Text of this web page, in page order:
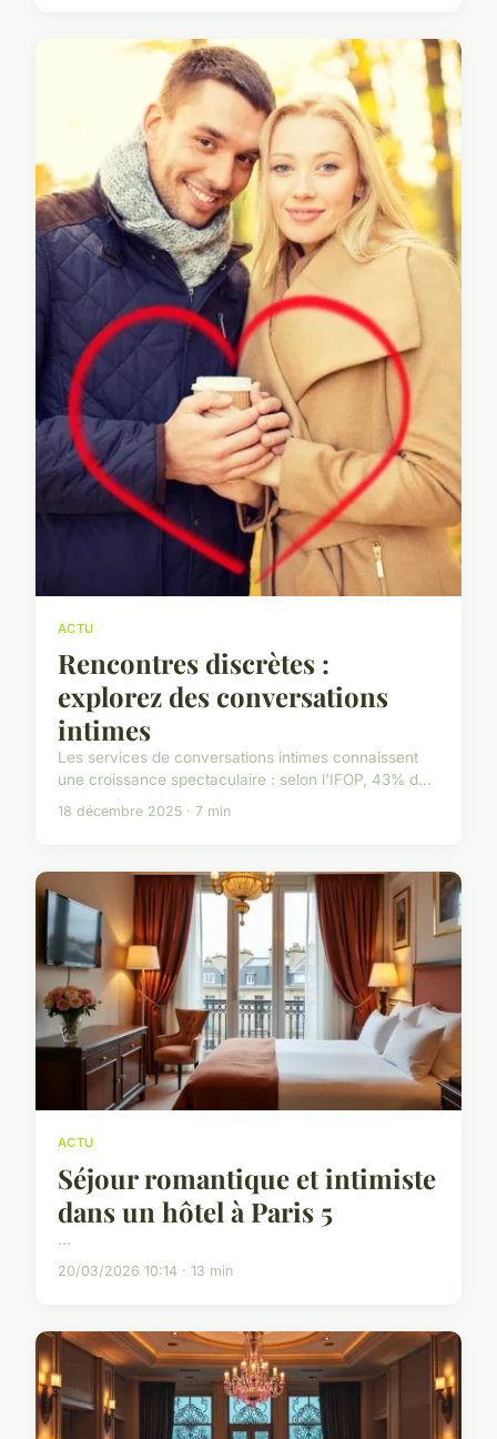
ACTU
Rencontres discrètes :
explorez des conversations
intimes
Les services de conversations intimes connaissent
une croissance spectaculaire : selon l'IFOP, 43% d...
18 décembre 2025 · 7 min
ACTU
Séjour romantique et intimiste
dans un hôtel à Paris 5
...
20/03/2026 10:14 · 13 min